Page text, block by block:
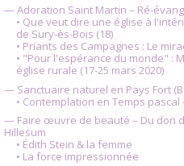
— Adoration Saint Martin – Ré-
• Que veut dire une église à
de Sury-ès-Bois (18)
• Priants des Campagnes : Le
• "Pour l'espérance du monde" :
église rurale (17-25 mars 2020)
— Sanctuaire naturel en Pays Fort
• Contemplation en Temps pascal
— Faire œuvre de beauté – Du don
Hillesum
• Édith Stein & la femme
• La force impressionnée